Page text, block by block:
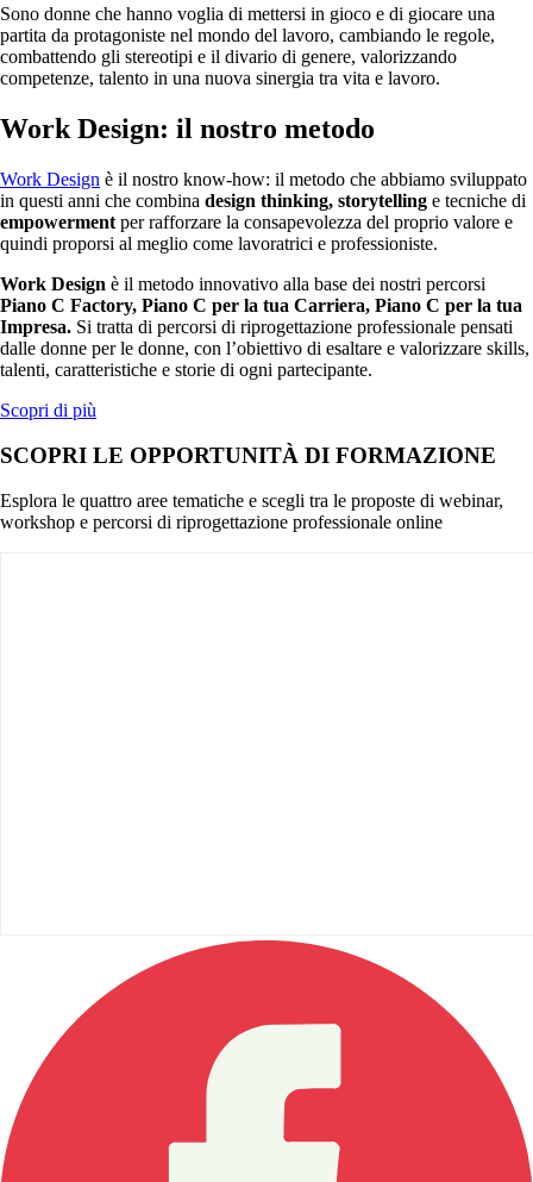
Sono donne che hanno voglia di mettersi in gioco e di giocare una
partita da protagoniste nel mondo del lavoro, cambiando le regole,
combattendo gli stereotipi e il divario di genere, valorizzando
competenze, talento in una nuova sinergia tra vita e lavoro.
Work Design: il nostro metodo
Work Design è il nostro know-how: il metodo che abbiamo sviluppato
in questi anni che combina design thinking, storytelling e tecniche di
empowerment per rafforzare la consapevolezza del proprio valore e
quindi proporsi al meglio come lavoratrici e professioniste.
Work Design è il metodo innovativo alla base dei nostri percorsi
Piano C Factory, Piano C per la tua Carriera, Piano C per la tua
Impresa. Si tratta di percorsi di riprogettazione professionale pensati
dalle donne per le donne, con l’obiettivo di esaltare e valorizzare skills,
talenti, caratteristiche e storie di ogni partecipante.
Scopri di più
SCOPRI LE OPPORTUNITÀ DI FORMAZIONE
Esplora le quattro aree tematiche e scegli tra le proposte di webinar,
workshop e percorsi di riprogettazione professionale online